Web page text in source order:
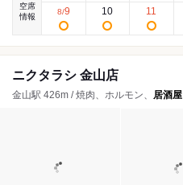
空席
情報
8/9 10 11
ニクタラシ 金山店
金山駅 426m / 焼肉、ホルモン、 居酒屋